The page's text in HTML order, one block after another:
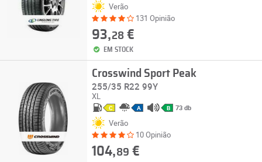
Verão
131 Opinião
93,28€
EM STOCK
Crosswind Sport Peak
255/35 R22 99Y
XL
C A B 73 db
Verão
10 Opinião
104,89 €